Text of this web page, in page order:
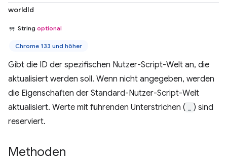
worldId
String optional
Chrome 133 und höher
Gibt die ID der spezifischen Nutzer-Script-Welt an, die
aktualisiert werden soll. Wenn nicht angegeben, werden
die Eigenschaften der Standard-Nutzer-Script-Welt
aktualisiert. Werte mit führenden Unterstrichen (
) sind
reserviert.
Methoden